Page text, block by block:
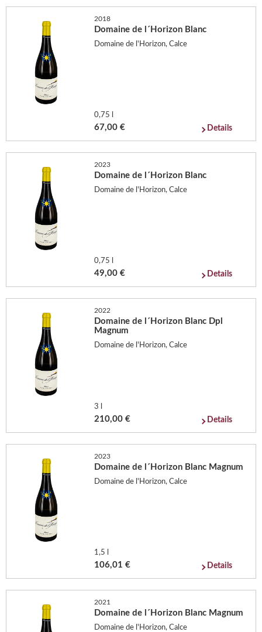
2018
Domaine de l´Horizon Blanc
Domaine de l'Horizon, Calce
0,75 l
67,00 € Details
2023
Domaine de l´Horizon Blanc
Domaine de l'Horizon, Calce
0,75 l
49,00 € Details
2022
Domaine de l´Horizon Blanc Dpl
Magnum
Domaine de l'Horizon, Calce
3 l
210,00 € Details
2023
Domaine de l´Horizon Blanc Magnum
Domaine de l'Horizon, Calce
1,5 l
106,01 € Details
2021
Domaine de l´Horizon Blanc Magnum
Domaine de l'Horizon, Calce